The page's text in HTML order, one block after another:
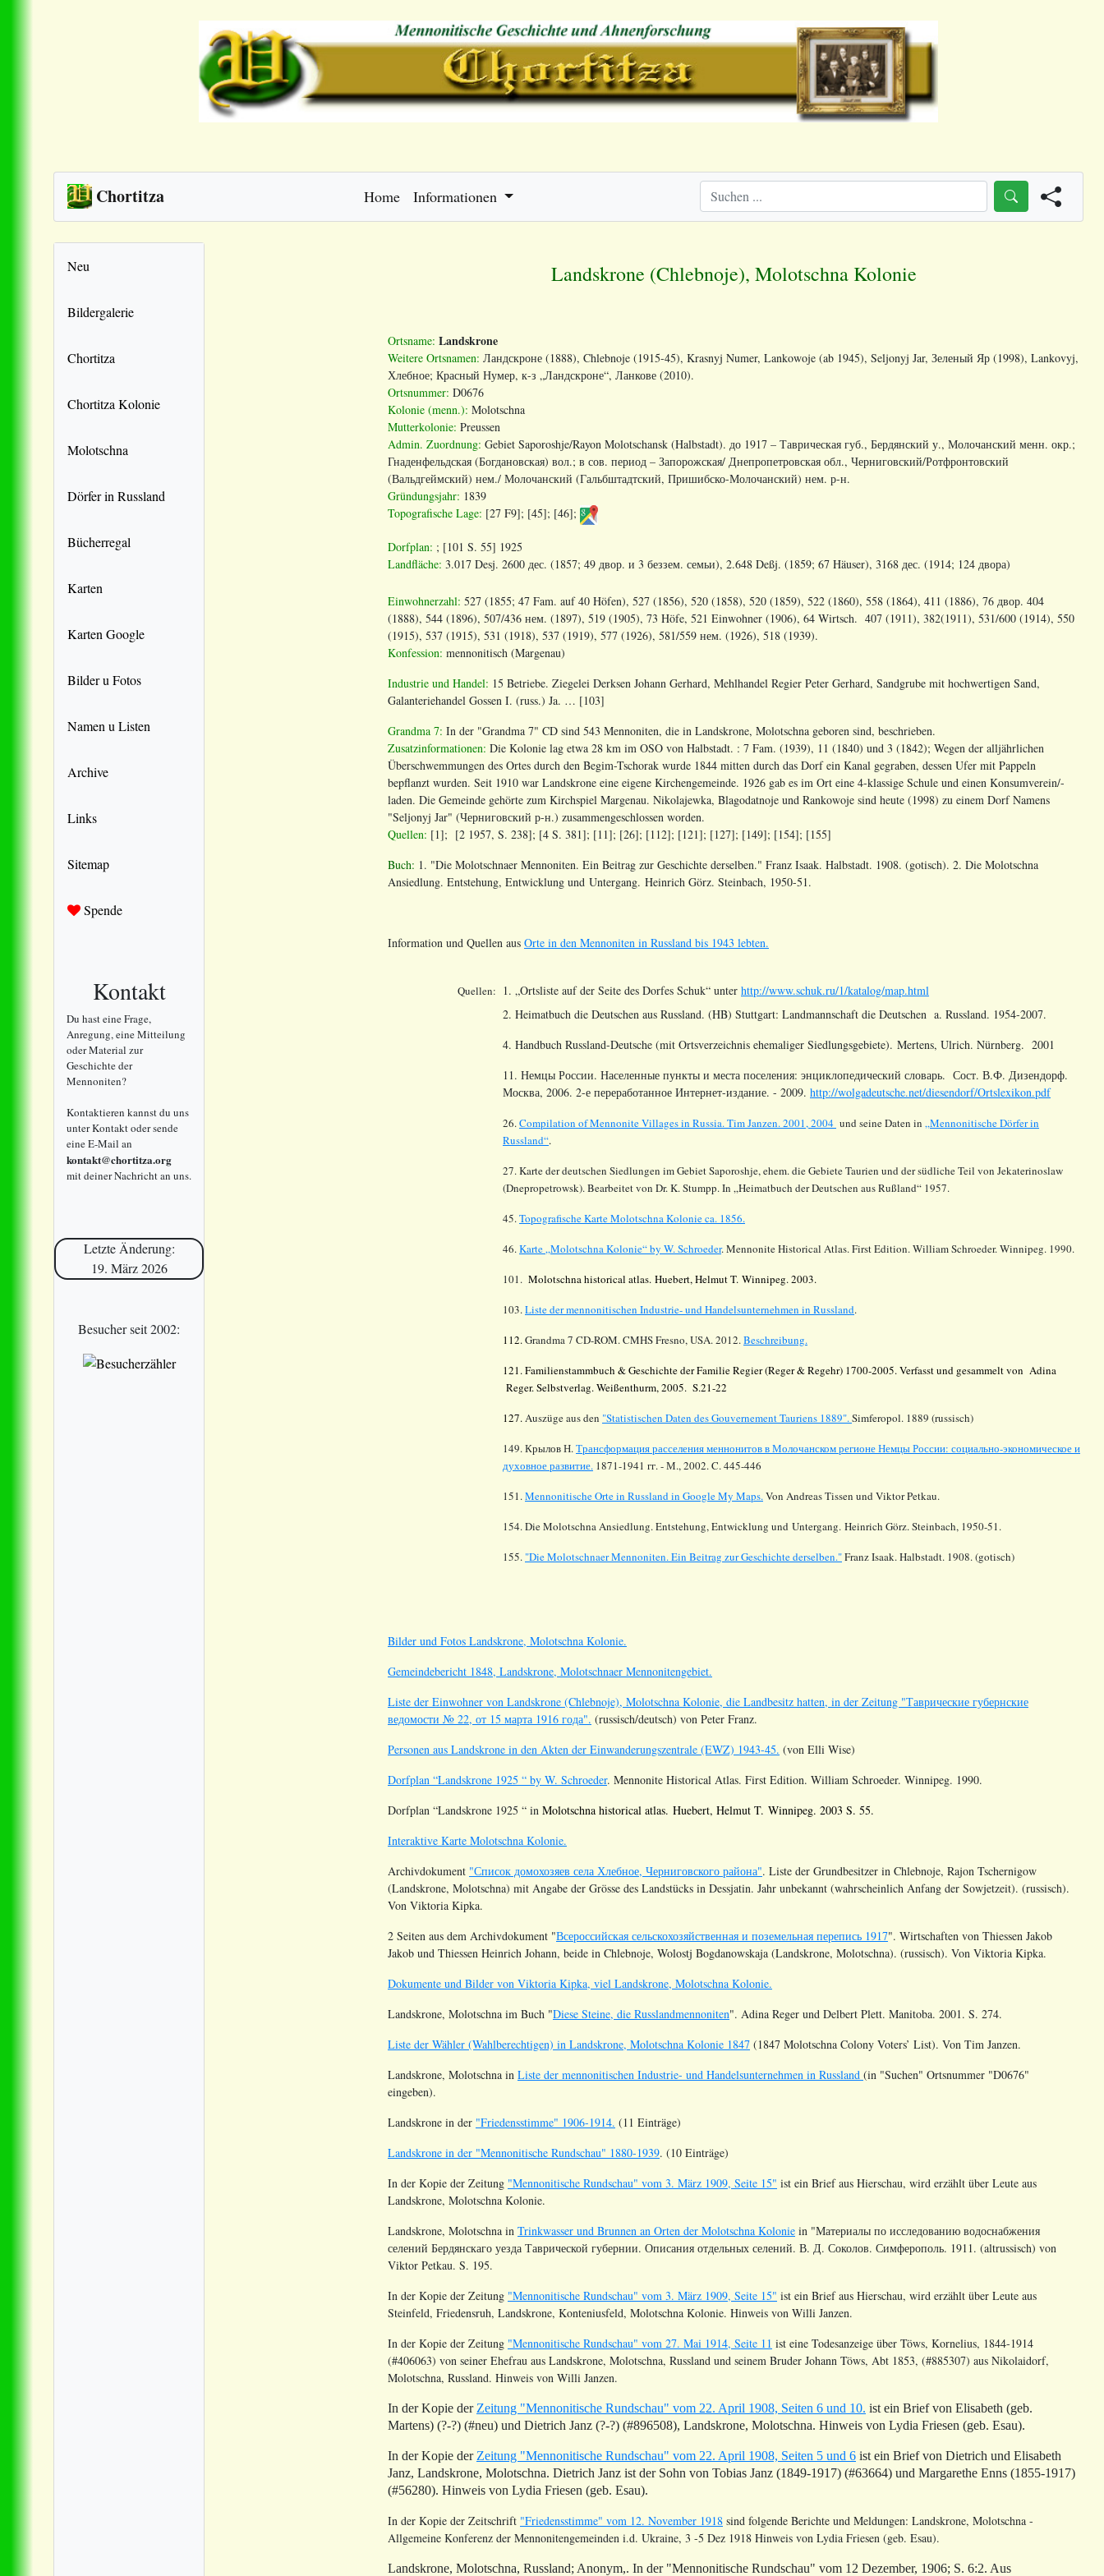
Chortitza Home Informationen
Neu
Bildergalerie
Chortitza
Chortitza Kolonie
Molotschna
Dörfer in Russland
Bücherregal
Karten
Karten Google
Bilder u Fotos
Namen u Listen
Archive
Links
Sitemap
Spende
Kontakt
Du hast eine Frage,
Anregung, eine Mitteilung
oder Material zur
Geschichte der
Mennoniten?
Kontaktieren kannst du uns
unter Kontakt oder sende
eine E-Mail an
kontakt@chortitza.org
mit deiner Nachricht an uns.
Letzte Änderung:
19. März 2026
Besucher seit 2002:
Landskrone (Chlebnoje), Molotschna Kolonie
Ortsname: Landskrone
Weitere Ortsnamen: Ландскроне (1888), Chlebnoje (1915-45), Krasnyj Numer, Lankowoje (ab 1945), Seljonyj Jar, Зеленый Яр (1998), Lankovyj,
Хлебное; Красный Нумер, к-з „Ландскроне“, Ланкове (2010).
Ortsnummer: D0676
Kolonie (menn.): Molotschna
Mutterkolonie: Preussen
Admin. Zuordnung: Gebiet Saporoshje/Rayon Molotschansk (Halbstadt). до 1917 – Таврическая губ., Бердянский у., Молочанский менн. окр.;
Гнаденфельдская (Богдановская) вол.; в сов. период – Запорожская/ Днепропетровская обл., Черниговский/Ротфронтовский
(Вальдгеймский) нем./ Молочанский (Гальбштадтский, Пришибско-Молочанский) нем. р-н.
Gründungsjahr: 1839
Topografische Lage: [27 F9]; [45]; [46];
Dorfplan: ; [101 S. 55] 1925
Landfläche: 3.017 Desj. 2600 дес. (1857; 49 двор. и 3 беззем. семьи), 2.648 Deßj. (1859; 67 Häuser), 3168 дес. (1914; 124 двора)
Einwohnerzahl: 527 (1855; 47 Fam. auf 40 Höfen), 527 (1856), 520 (1858), 520 (1859), 522 (1860), 558 (1864), 411 (1886), 76 двор. 404
(1888), 544 (1896), 507/436 нем. (1897), 519 (1905), 73 Höfe, 521 Einwohner (1906), 64 Wirtsch. 407 (1911), 382(1911), 531/600 (1914), 550
(1915), 537 (1915), 531 (1918), 537 (1919), 577 (1926), 581/559 нем. (1926), 518 (1939).
Konfession: mennonitisch (Margenau)
Industrie und Handel: 15 Betriebe. Ziegelei Derksen Johann Gerhard, Mehlhandel Regier Peter Gerhard, Sandgrube mit hochwertigen Sand,
Galanteriehandel Gossen I. (russ.) Ja. … [103]
Grandma 7: In der "Grandma 7" CD sind 543 Mennoniten, die in Landskrone, Molotschna geboren sind, beschrieben.
Zusatzinformationen: Die Kolonie lag etwa 28 km im OSO von Halbstadt. : 7 Fam. (1939), 11 (1840) und 3 (1842); Wegen der alljährlichen
Überschwemmungen des Ortes durch den Begim-Tschorak wurde 1844 mitten durch das Dorf ein Kanal gegraben, dessen Ufer mit Pappeln
bepflanzt wurden. Seit 1910 war Landskrone eine eigene Kirchengemeinde. 1926 gab es im Ort eine 4-klassige Schule und einen Konsumverein/-
laden. Die Gemeinde gehörte zum Kirchspiel Margenau. Nikolajewka, Blagodatnoje und Rankowoje sind heute (1998) zu einem Dorf Namens
"Seljonyj Jar" (Черниговский р-н.) zusammengeschlossen worden.
Quellen: [1]; [2 1957, S. 238]; [4 S. 381]; [11]; [26]; [112]; [121]; [127]; [149]; [154]; [155]
Buch: 1. "Die Molotschnaer Mennoniten. Ein Beitrag zur Geschichte derselben." Franz Isaak. Halbstadt. 1908. (gotisch). 2. Die Molotschna
Ansiedlung. Entstehung, Entwicklung und Untergang. Heinrich Görz. Steinbach, 1950-51.
Information und Quellen aus Orte in den Mennoniten in Russland bis 1943 lebten.
Quellen: 1. „Ortsliste auf der Seite des Dorfes Schuk“ unter http://www.schuk.ru/1/katalog/map.html
2. Heimatbuch die Deutschen aus Russland. (HB) Stuttgart: Landmannschaft die Deutschen a. Russland. 1954-2007.
4. Handbuch Russland-Deutsche (mit Ortsverzeichnis ehemaliger Siedlungsgebiete). Mertens, Ulrich. Nürnberg. 2001
11. Немцы России. Населенные пункты и места поселения: энциклопедический словарь. Сост. В.Ф. Дизендорф.
Москва, 2006. 2-е переработанное Интернет-издание. - 2009. http://wolgadeutsche.net/diesendorf/Ortslexikon.pdf
26.Compilation of Mennonite Villages in Russia.Tim Janzen. 2001, 2004 und seine Daten in „Mennonitische Dörfer in
Russland“.
27. Karte der deutschen Siedlungen im GebietSaporoshje, ehem. die GebieteTaurien und der südliche Teil von Jekaterinoslaw
(Dnepropetrowsk).Bearbeitet von Dr. K.Stumpp. In „Heimatbuch der Deutschen ausRußland“ 1957.
45.Topografische Karte Molotschna Kolonie ca. 1856.
46.Karte„MolotschnaKolonie“ by W. Schroeder. Mennonite Historical Atlas. First Edition. William Schroeder. Winnipeg. 1990.
101. Molotschnahistorical atlas. Huebert, Helmut T. Winnipeg. 2003.
103.Liste der mennonitischen Industrie- und Handelsunternehmen in Russland.
112.Grandma 7 CD-ROM. CMHS Fresno, USA. 2012.Beschreibung.
121. Familienstammbuch & Geschichte der Familie Regier (Reger & Regehr) 1700-2005. Verfasst und gesammelt von Adina
Reger. Selbstverlag. Weißenthurm, 2005. S.21-22
127.Auszüge aus den "Statistischen Daten des GouvernementTauriens 1889".Simferopol. 1889 (russisch)
149. Крылов Н.Трансформация расселения меннонитов в Молочанском регионе Немцы России: социально-экономическое и
духовное развитие. 1871-1941 гг. - М., 2002. C. 445-446
151.Mennonitische Orte in Russland in Google My Maps.Von Andreas Tissen und Viktor Petkau.
154. Die Molotschna Ansiedlung. Entstehung, Entwicklung und Untergang. Heinrich Görz. Steinbach, 1950-51.
155. "Die Molotschnaer Mennoniten. Ein Beitrag zur Geschichte derselben."Franz Isaak. Halbstadt. 1908. (gotisch)
Bilder und Fotos Landskrone, Molotschna Kolonie.
Gemeindebericht 1848, Landskrone, Molotschnaer Mennonitengebiet.
Liste der Einwohner von Landskrone (Chlebnoje), Molotschna Kolonie, die Landbesitz hatten, in der Zeitung "Таврические губернские
ведомости № 22, от 15 марта 1916 года". (russisch/deutsch) von Peter Franz.
Personen aus Landskrone in den Akten der Einwanderungszentrale (EWZ) 1943-45. (von Elli Wise)
Dorfplan “Landskrone 1925 “ by W. Schroeder. Mennonite Historical Atlas. First Edition. William Schroeder. Winnipeg. 1990.
Dorfplan “Landskrone 1925 “ in Molotschna historical atlas. Huebert, Helmut T. Winnipeg. 2003 S. 55.
Interaktive Karte Molotschna Kolonie.
Archivdokument "Список домохозяев села Хлебное, Черниговского района". Liste der Grundbesitzer in Chlebnoje, Rajon Tschernigow
(Landskrone, Molotschna) mit Angabe der Grösse des Landstücks in Dessjatin. Jahr unbekannt (wahrscheinlich Anfang der Sowjetzeit). (russisch).
Von Viktoria Kipka.
2 Seiten aus dem Archivdokument "Всероссийская сельскохозяйственная и поземельная перепись 1917". Wirtschaften von Thiessen Jakob
Jakob und Thiessen Heinrich Johann, beide in Chlebnoje, Wolostj Bogdanowskaja (Landskrone, Molotschna). (russisch). Von Viktoria Kipka.
Dokumente und Bilder von Viktoria Kipka, viel Landskrone, Molotschna Kolonie.
Landskrone, Molotschna im Buch "Diese Steine, die Russlandmennoniten". Adina Reger und Delbert Plett. Manitoba. 2001. S. 274.
Liste der Wähler (Wahlberechtigen) in Landskrone, Molotschna Kolonie 1847 (1847 Molotschna Colony Voters’ List). Von Tim Janzen.
Landskrone, Molotschna in Liste der mennonitischen Industrie- und Handelsunternehmen in Russland (in "Suchen" Ortsnummer "D0676"
eingeben).
Landskrone in der "Friedensstimme" 1906-1914. (11 Einträge)
Landskrone in der "Mennonitische Rundschau" 1880-1939. (10 Einträge)
In der Kopie der Zeitung "Mennonitische Rundschau" vom 3. März 1909, Seite 15" ist ein Brief aus Hierschau, wird erzählt über Leute aus
Landskrone, Molotschna Kolonie.
Landskrone, Molotschna in Trinkwasser und Brunnen an Orten der Molotschna Kolonie in "Материалы по исследованию водоснабжения
селений Бердянскаго уезда Таврической губернии. Описания отдельных селений. В. Д. Соколов. Симферополь. 1911. (altrussisch) von
Viktor Petkau. S. 195.
In der Kopie der Zeitung "Mennonitische Rundschau" vom 3. März 1909, Seite 15" ist ein Brief aus Hierschau, wird erzählt über Leute aus
Steinfeld, Friedensruh, Landskrone, Konteniusfeld, Molotschna Kolonie. Hinweis von Willi Janzen.
In der Kopie der Zeitung "Mennonitische Rundschau" vom 27. Mai 1914, Seite 11 ist eine Todesanzeige über Töws, Kornelius, 1844-1914
(#406063) von seiner Ehefrau aus Landskrone, Molotschna, Russland und seinem Bruder Johann Töws, Abt 1853, (#885307) aus Nikolaidorf,
Molotschna, Russland. Hinweis von Willi Janzen.
In der Kopie der Zeitung "Mennonitische Rundschau" vom 22. April 1908, Seiten 6 und 10. ist ein Brief von Elisabeth (geb.
Martens) (?-?) (#neu) und Dietrich Janz (?-?) (#896508), Landskrone, Molotschna. Hinweis von Lydia Friesen (geb. Esau).
In der Kopie der Zeitung "Mennonitische Rundschau" vom 22. April 1908, Seiten 5 und 6 ist ein Brief von Dietrich und Elisabeth
Janz, Landskrone, Molotschna. Dietrich Janz ist der Sohn von Tobias Janz (1849-1917) (#63664) und Margarethe Enns (1855-1917)
(#56280). Hinweis von Lydia Friesen (geb. Esau).
In der Kopie der Zeitschrift "Friedensstimme" vom 12. November 1918 sind folgende Berichte und Meldungen: Landskrone, Molotschna -
Allgemeine Konferenz der Mennonitengemeinden i.d. Ukraine, 3 -5 Dez 1918 Hinweis von Lydia Friesen (geb. Esau).
Landskrone, Molotschna, Russland; Anonym,. In der "Mennonitische Rundschau" vom 12 Dezember, 1906; S. 6:2. Aus